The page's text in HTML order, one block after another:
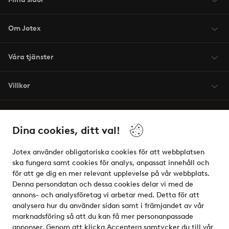
Dina cookies, ditt val!
Jotex använder obligatoriska cookies för att webbplatsen
ska fungera samt cookies för analys, anpassat innehåll och
för att ge dig en mer relevant upplevelse på vår webbplats.
Denna persondatan och dessa cookies delar vi med de
annons- och analysföretag vi arbetar med. Detta för att
analysera hur du använder sidan samt i främjandet av vår
marknadsföring så att du kan få mer personanpassade
annonser. Genom att klicka Acceptera samtycker du till vår
Om Jotex
Våra tjänster
Villkor
Säkra betalningar - Betala direkt eller dela upp
Vill du veta mer om våra betalalternativ?
elpy